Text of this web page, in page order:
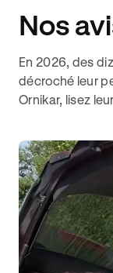
Nos
En 2026, des
décroché leur
Ornikar, lisez